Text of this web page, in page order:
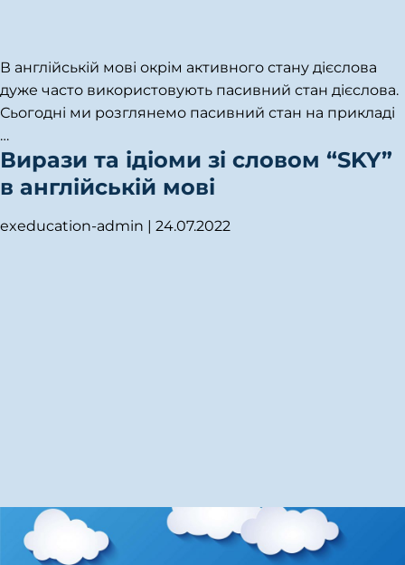
В англійській мові окрім активного стану дієслова
дуже часто використовують пасивний стан дієслова.
Сьогодні ми розглянемо пасивний стан на прикладі
…
Вирази та ідіоми зі словом “SKY”
в англійській мові
exeducation-admin | 24.07.2022